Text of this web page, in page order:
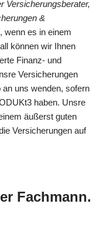
Versicherungsberater,
&
wenn es in einem
können wir Ihnen
Finanz- und
Versicherungen
uns wenden, sofern
haben. Unsre
äußerst guten
Versicherungen auf
Fachmann.